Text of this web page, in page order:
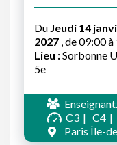
Du Jeudi 14
2027 , de 09:00
Lieu :Sorbonne
5e
C3
C4
Paris Île-